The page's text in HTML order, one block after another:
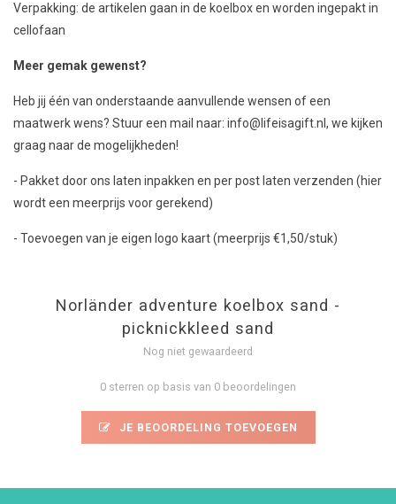
Verpakking: de artikelen gaan in de koelbox en worden ingepakt in
cellofaan
Meer gemak gewenst?
Heb jij één van onderstaande aanvullende wensen of een
maatwerk wens? Stuur een mail naar: info@lifeisagift.nl , we kijken
graag naar de mogelijkheden!
- Pakket door ons laten inpakken en per post laten verzenden (hier
wordt een meerprijs voor gerekend)
- Toevoegen van je eigen logo kaart (meerprijs €1,50/stuk)
Norländer adventure koelbox sand -
picknickkleed sand
Nog niet gewaardeerd
0 sterren op basis van 0 beoordelingen
JE BEOORDELING TOEVOEGEN